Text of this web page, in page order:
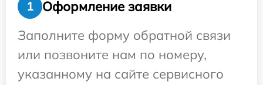
1
Оформление заявки
Заполните форму обратной связи
или позвоните нам по номеру,
указанному на сайте сервисного